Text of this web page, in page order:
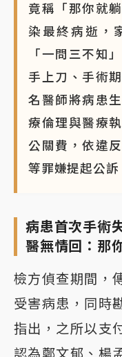
竟稱「那你就
染最終病逝，
「一問三不知
手上刀、手術
名醫師將病患
療倫理與醫療
公關費，依違
等罪嫌提起公訴
病患首次手術
醫無情回：那
檢方偵查期間，
受害病患，同時
指出，之所以支
認為鄭文郁、楊